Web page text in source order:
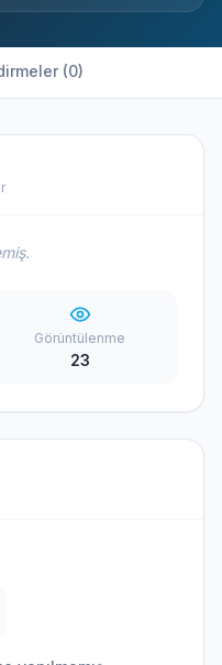
(0)
Görüntülenme
23